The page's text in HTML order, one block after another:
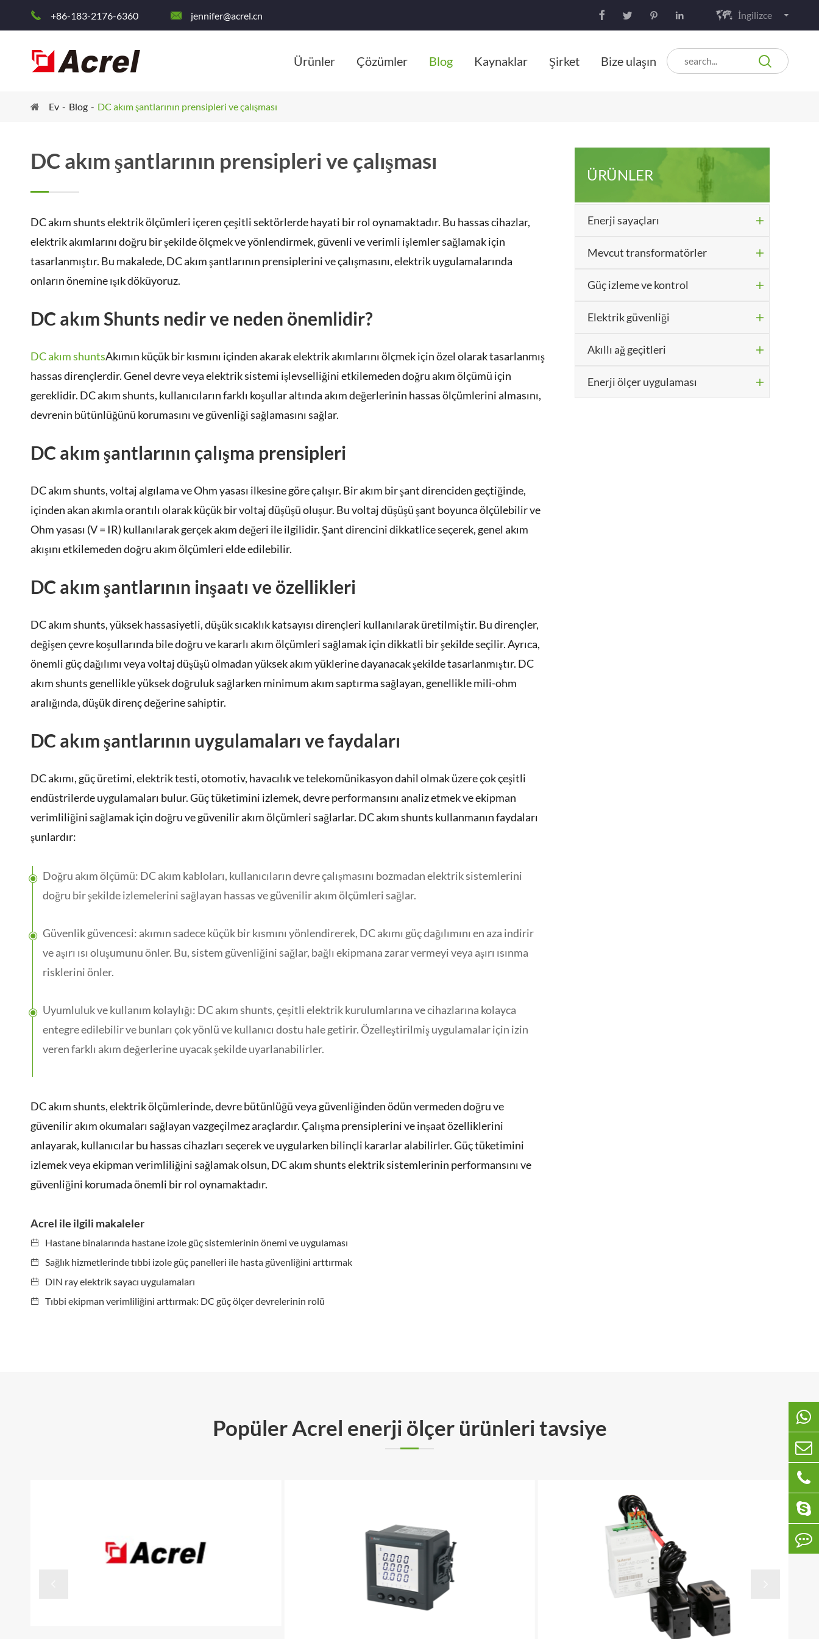
 +86-183-2176-6360  jennifer@acrel.cn      İngilizce
Ürünler Çözümler Blog Kaynaklar Şirket Bize ulaşın 
Ev Blog DC akım şantlarının prensipleri ve çalışması
DC akım şantlarının prensipleri ve çalışması
DC akım shunts elektrik ölçümleri içeren çeşitli sektörlerde hayati bir rol oynamaktadır. Bu hassas cihazlar,
elektrik akımlarını doğru bir şekilde ölçmek ve yönlendirmek, güvenli ve verimli işlemler sağlamak için
tasarlanmıştır. Bu makalede, DC akım şantlarının prensiplerini ve çalışmasını, elektrik uygulamalarında
onların önemine ışık döküyoruz.
DC akım Shunts nedir ve neden önemlidir?
DC akım shuntsAkımın küçük bir kısmını içinden akarak elektrik akımlarını ölçmek için özel olarak tasarlanmış
hassas dirençlerdir. Genel devre veya elektrik sistemi işlevselliğini etkilemeden doğru akım ölçümü için
gereklidir. DC akım shunts, kullanıcıların farklı koşullar altında akım değerlerinin hassas ölçümlerini almasını,
devrenin bütünlüğünü korumasını ve güvenliği sağlamasını sağlar.
DC akım şantlarının çalışma prensipleri
DC akım shunts, voltaj algılama ve Ohm yasası ilkesine göre çalışır. Bir akım bir şant direnciden geçtiğinde,
içinden akan akımla orantılı olarak küçük bir voltaj düşüşü oluşur. Bu voltaj düşüşü şant boyunca ölçülebilir ve
Ohm yasası (V = IR) kullanılarak gerçek akım değeri ile ilgilidir. Şant direncini dikkatlice seçerek, genel akım
akışını etkilemeden doğru akım ölçümleri elde edilebilir.
DC akım şantlarının inşaatı ve özellikleri
DC akım shunts, yüksek hassasiyetli, düşük sıcaklık katsayısı dirençleri kullanılarak üretilmiştir. Bu dirençler,
değişen çevre koşullarında bile doğru ve kararlı akım ölçümleri sağlamak için dikkatli bir şekilde seçilir. Ayrıca,
önemli güç dağılımı veya voltaj düşüşü olmadan yüksek akım yüklerine dayanacak şekilde tasarlanmıştır. DC
akım shunts genellikle yüksek doğruluk sağlarken minimum akım saptırma sağlayan, genellikle mili-ohm
aralığında, düşük direnç değerine sahiptir.
DC akım şantlarının uygulamaları ve faydaları
DC akımı, güç üretimi, elektrik testi, otomotiv, havacılık ve telekomünikasyon dahil olmak üzere çok çeşitli
endüstrilerde uygulamaları bulur. Güç tüketimini izlemek, devre performansını analiz etmek ve ekipman
verimliliğini sağlamak için doğru ve güvenilir akım ölçümleri sağlarlar. DC akım shunts kullanmanın faydaları
şunlardır:
Doğru akım ölçümü: DC akım kabloları, kullanıcıların devre çalışmasını bozmadan elektrik sistemlerini
doğru bir şekilde izlemelerini sağlayan hassas ve güvenilir akım ölçümleri sağlar.
Güvenlik güvencesi: akımın sadece küçük bir kısmını yönlendirerek, DC akımı güç dağılımını en aza indirir
ve aşırı ısı oluşumunu önler. Bu, sistem güvenliğini sağlar, bağlı ekipmana zarar vermeyi veya aşırı ısınma
risklerini önler.
Uyumluluk ve kullanım kolaylığı: DC akım shunts, çeşitli elektrik kurulumlarına ve cihazlarına kolayca
entegre edilebilir ve bunları çok yönlü ve kullanıcı dostu hale getirir. Özelleştirilmiş uygulamalar için izin
veren farklı akım değerlerine uyacak şekilde uyarlanabilirler.
DC akım shunts, elektrik ölçümlerinde, devre bütünlüğü veya güvenliğinden ödün vermeden doğru ve
güvenilir akım okumaları sağlayan vazgeçilmez araçlardır. Çalışma prensiplerini ve inşaat özelliklerini
anlayarak, kullanıcılar bu hassas cihazları seçerek ve uygularken bilinçli kararlar alabilirler. Güç tüketimini
izlemek veya ekipman verimliliğini sağlamak olsun, DC akım shunts elektrik sistemlerinin performansını ve
güvenliğini korumada önemli bir rol oynamaktadır.
Acrel ile ilgili makaleler
Hastane binalarında hastane izole güç sistemlerinin önemi ve uygulaması
Sağlık hizmetlerinde tıbbi izole güç panelleri ile hasta güvenliğini arttırmak
DIN ray elektrik sayacı uygulamaları
Tıbbi ekipman verimliliğini arttırmak: DC güç ölçer devrelerinin rolü
ÜRÜNLER
Enerji sayaçları 
Mevcut transformatörler 
Güç izleme ve kontrol 
Elektrik güvenliği 
Akıllı ağ geçitleri 
Enerji ölçer uygulaması 
Popüler Acrel enerji ölçer ürünleri tavsiye